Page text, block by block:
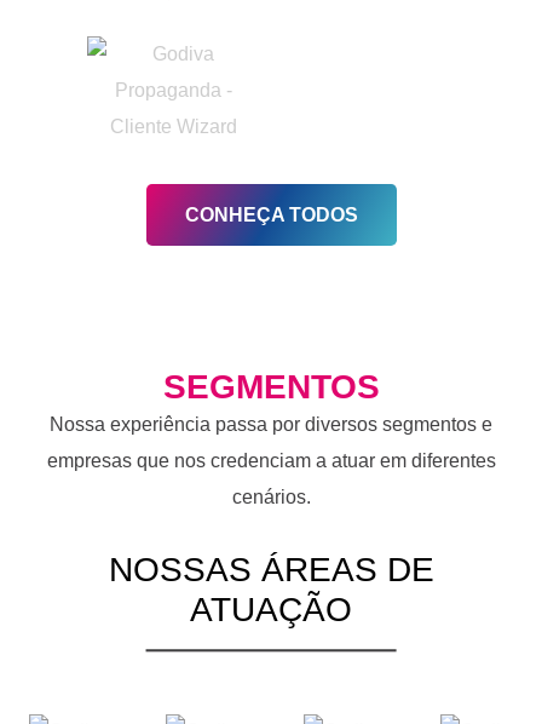
CONHEÇA TODOS
SEGMENTOS
Nossa experiência passa por diversos segmentos e
empresas que nos credenciam a atuar em diferentes
cenários.
NOSSAS ÁREAS DE
ATUAÇÃO